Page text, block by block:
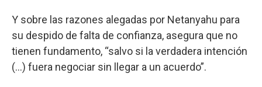
Y sobre las razones alegadas por Netanyahu para
su despido de falta de confianza, asegura que no
tienen fundamento, “salvo si la verdadera intención
(...) fuera negociar sin llegar a un acuerdo”.